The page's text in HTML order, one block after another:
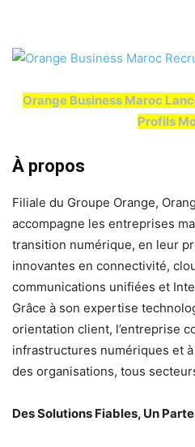
Orange Business Maroc
Profils
À propos
Filiale du Groupe Orange,
accompagne les entreprises
transition numérique, en leur
innovantes en connectivité,
communications unifiées et
Grâce à son expertise
orientation client, l’entreprise
infrastructures numériques et
des organisations, tous
Des Solutions Fiables, Un